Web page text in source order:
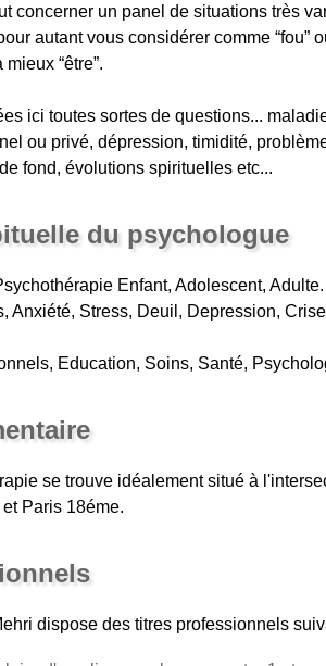
concerner un panel de situations très
autant vous considérer comme “fou”
“être”.
ici toutes sortes de questions...
ou privé, dépression, timidité,
fond, évolutions spirituelles etc...
du psychologue
Enfant, Adolescent,
Anxiété, Stress, Deuil, Depression,
Education, Soins, Santé,
se trouve idéalement situé à
Paris 18éme.
dispose des titres professionnels